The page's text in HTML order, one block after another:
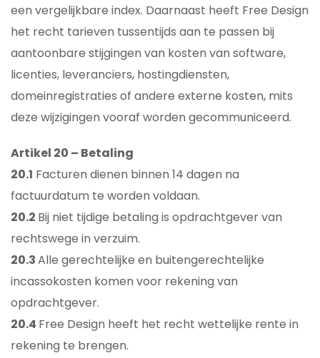
een vergelijkbare index. Daarnaast heeft Free Design
het recht tarieven tussentijds aan te passen bij
aantoonbare stijgingen van kosten van software,
licenties, leveranciers, hostingdiensten,
domeinregistraties of andere externe kosten, mits
deze wijzigingen vooraf worden gecommuniceerd.
Artikel 20 – Betaling
20.1 Facturen dienen binnen 14 dagen na
factuurdatum te worden voldaan.
20.2 Bij niet tijdige betaling is opdrachtgever van
rechtswege in verzuim.
20.3Alle gerechtelijke en buitengerechtelijke
incassokosten komen voor rekening van
opdrachtgever.
20.4 Free Design heeft het recht wettelijke rente in
rekening te brengen.